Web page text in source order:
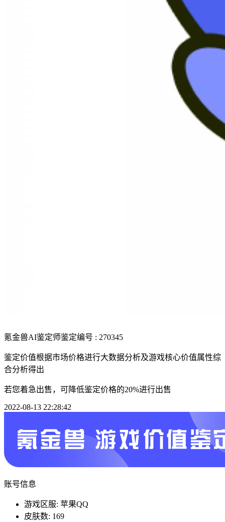
氪金兽AI鉴定师鉴定编号 : 270345
鉴定价值根据市场价格进行大数据分析及游戏核心价值属性综
合分析得出
若您着急出售，可降低鉴定价格的20%进行出售
2022-08-13 22:28:42
账号信息
游戏区服: 苹果QQ
皮肤数: 169